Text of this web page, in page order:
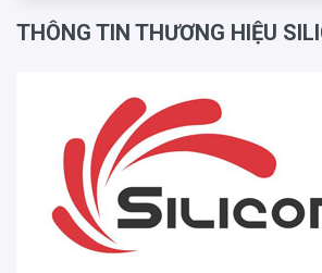
THÔNG TIN THƯƠNG HIỆU